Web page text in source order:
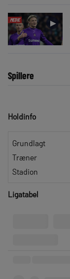
MEDIE ►
Spillere
Holdinfo
Grundlagt
Træner
Stadion
Ligatabel